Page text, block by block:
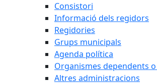
Consistori
Informació dels regidors
Regidories
Grups municipals
Agenda política
Organismes dependents
Altres administracions